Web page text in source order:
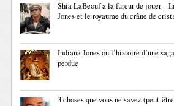
Shia LaBeouf a la fureur de jouer –
Jones et le royaume du crâne de
Indiana Jones ou l’histoire d’une
perdue
3 choses que vous ne savez (peut-